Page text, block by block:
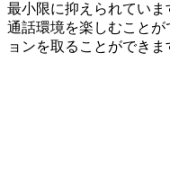
最小限に抑えられてい
通話環境を楽しむこと
ョンを取ることができま